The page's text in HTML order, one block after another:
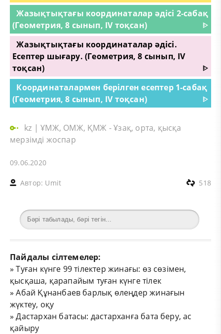
Жазықтықтағы координаталар әдісі 2-сабақ
(Геометрия, 8 сынып, IV тоқсан)
ᐈ
Жазықтықтағы координаталар әдісі.
Есептер шығару. (Геометрия, 8 сынып, IV
тоқсан)
ᐈ
Координаталармен берілген есептер 1-сабақ
(Геометрия, 8 сынып, IV тоқсан)
ᐈ
kz |ҰМЖ, ОМЖ, ҚМЖ - Ұзақ, орта, қысқа
мерзімді жоспар
09.06.2020
Автор: Umit 518
Пайдалы сілтемелер:
»Туған күнге 99 тілектер жинағы: өз сөзімен,
қысқаша, қарапайым туған күнге тілек
»Абай Құнанбаев барлық өлеңдер жинағын
жүктеу, оқу
»Дастархан батасы: дастарханға бата беру, ас
қайыру